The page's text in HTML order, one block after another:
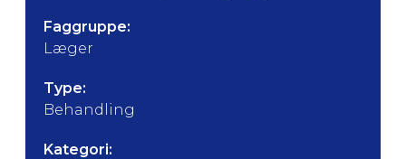
Faggruppe:
Læger
Type:
Behandling
Kategori: